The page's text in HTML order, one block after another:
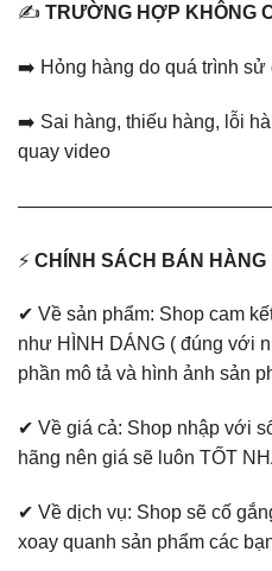
✍️ TRƯỜNG HỢP KHÔNG
➡️ Hỏng hàng do quá trình sử
➡️ Sai hàng, thiếu hàng, lỗi
quay video
⚡ CHÍNH SÁCH BÁN HÀNG
✔ Về sản phẩm: Shop cam
như HÌNH DÁNG ( đúng với
phần mô tả và hình ảnh sản
✔ Về giá cả: Shop nhập với
hãng nên giá sẽ luôn TỐT
✔ Về dịch vụ: Shop sẽ cố
xoay quanh sản phẩm các